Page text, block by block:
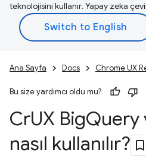
teknolojisini kullanır. Yapay zeka
Ana Sayfa Docs Chrome UX
Bu size yardımcı oldu mu?
CrUX BigQuery
nasıl kullanılır?